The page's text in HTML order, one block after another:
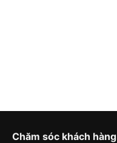
Chăm sóc khách hàng